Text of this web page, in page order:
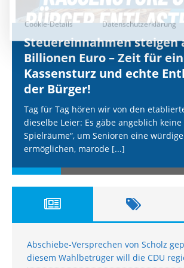
Steuereinnahmen steigen
Billionen Euro – Zeit für
Kassensturz und echte
der Bürger!
Tag für Tag hören wir von den
dieselbe Leier: Es gäbe angeblich
Spielräume“, um Senioren eine
ermöglichen, marode [...]
Abschiebe-Versprechen von Scholz
diesem Wahlbetrüger will die CDU